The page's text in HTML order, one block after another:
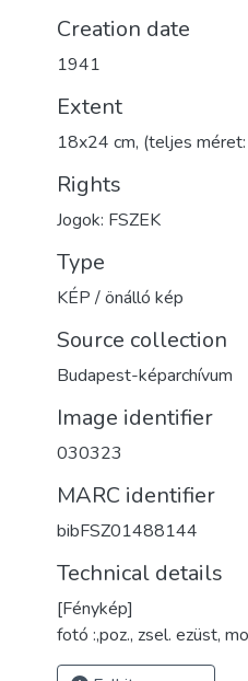
Creation date
1941
Extent
18x24 cm, (teljes
Rights
Jogok: FSZEK
Type
KÉP / önálló kép
Source collection
Budapest-képarchívum
Image identifier
030323
MARC identifier
bibFSZ01488144
Technical details
[Fénykép]
fotó :,poz., zsel. ezüst,